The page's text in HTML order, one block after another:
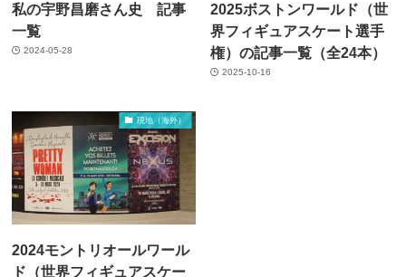
私の宇野昌磨さん史 記事
一覧
2024-05-28
2025ボストンワールド（世
界フィギュアスケート選手
権）の記事一覧（全24本）
2025-10-16
現地（海外）
2024モントリオールワール
ド（世界フィギュアスケー